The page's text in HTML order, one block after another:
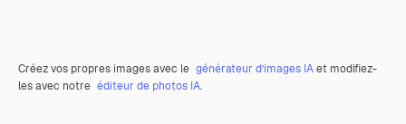
Créez vos propres images avec le générateur d’images IAet modifiez-
les avec notre éditeur de photos IA.